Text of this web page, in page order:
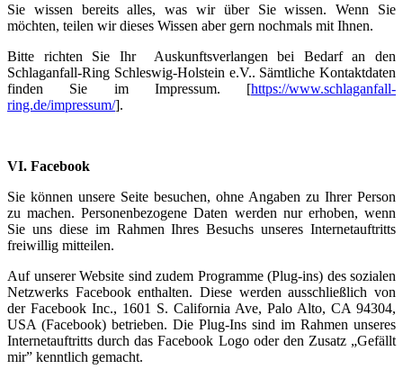
Sie wissen bereits alles, was wir über Sie wissen. Wenn Sie
möchten, teilen wir dieses Wissen aber gern nochmals mit Ihnen.
Bitte richten Sie Ihr Auskunftsverlangen bei Bedarf an den
Schlaganfall-Ring Schleswig-Holstein e.V.. Sämtliche Kontaktdaten
finden Sie im Impressum. [https://www.schlaganfall-
ring.de/impressum/].
VI. Facebook
Sie können unsere Seite besuchen, ohne Angaben zu Ihrer Person
zu machen. Personenbezogene Daten werden nur erhoben, wenn
Sie uns diese im Rahmen Ihres Besuchs unseres Internetauftritts
freiwillig mitteilen.
Auf unserer Website sind zudem Programme (Plug-ins) des sozialen
Netzwerks Facebook enthalten. Diese werden ausschließlich von
der Facebook Inc., 1601 S. California Ave, Palo Alto, CA 94304,
USA (Facebook) betrieben. Die Plug-Ins sind im Rahmen unseres
Internetauftritts durch das Facebook Logo oder den Zusatz „Gefällt
mir” kenntlich gemacht.